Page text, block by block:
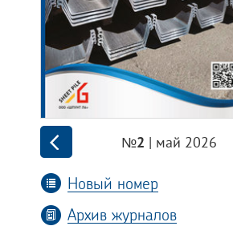
№2 | май 2026
Новый номер
Архив журналов